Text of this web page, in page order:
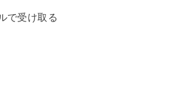
で受け取る